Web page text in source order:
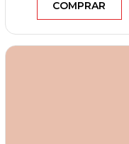
COMPRAR